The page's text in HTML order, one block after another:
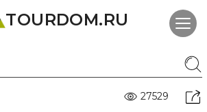
TOURDOM.RU
27529